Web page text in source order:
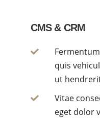
CMS & CRM

quis
ut

Vitae
eget dolor